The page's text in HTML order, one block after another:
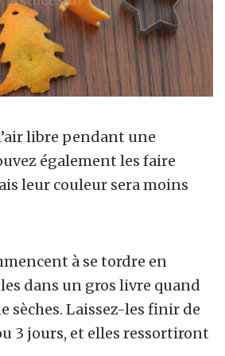
libre pendant une
également les faire
leur couleur sera moins
à se tordre en
dans un gros livre quand
sèches. Laissez-les finir de
3 jours, et elles ressortiront